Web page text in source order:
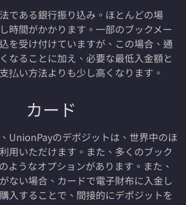
である銀行振り込み。ほとんどの場
時間がかかります。一部のブックメー
を受け付けていますが、この場合、通
なることに加え、必要な最低入金額と
払い方法よりも少し高くなります。
カード
UnionPayのデポジットは、世界中のほ
用いただけます。また、多くのブック
ようなオプションがあります。また、
ない場合、カードで電子財布に入金し
入することで、間接的にデポジットを